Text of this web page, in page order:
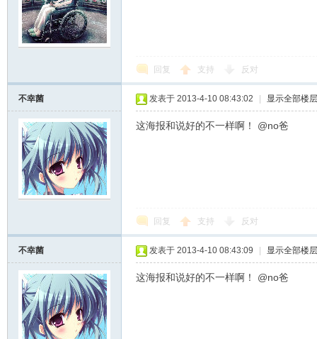
回复 支持 反对
不幸菌 发表于 2013-4-10 08:43:02 显示全部楼层
这海报和说好的不一样啊！ @no爸
回复 支持 反对
不幸菌 发表于 2013-4-10 08:43:09 显示全部楼层
这海报和说好的不一样啊！ @no爸